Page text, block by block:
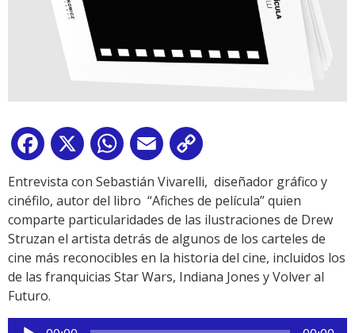
Facebook
X WhatsApp
Email
Link
Entrevista con Sebastián Vivarelli, diseñador gráfico y
cinéfilo, autor del libro “Afiches de película” quien
comparte particularidades de las ilustraciones de Drew
Struzan el artista detrás de algunos de los carteles de
cine más reconocibles en la historia del cine, incluidos los
de las franquicias Star Wars, Indiana Jones y Volver al
Futuro.
Reproductor